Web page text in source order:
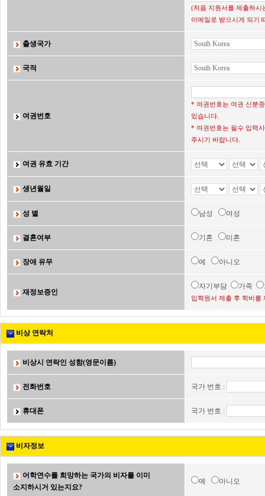
(처음 지원서를 제출하시
이메일로 받으시게 되기
출생국가
국적
여권번호
* 여권번호는 여권 신분
있습니다.
* 여권번호는 필수 입력
주시기 바랍니다.
여권 유효 기간
생년월일
성 별 남성 여성
결혼여부 기혼 미혼
장애 유무 예 아니오
재정보증인
자기부담 가족
입학원서 제출 후 학비를
비상 연락처
비상시 연락인 성함(영문이름)
전화번호 국가 번호 :
휴대폰 국가 번호 :
비자정보
어학연수를 희망하는 국가의 비자를 이미
소지하시거 있는지요?
예 아니오